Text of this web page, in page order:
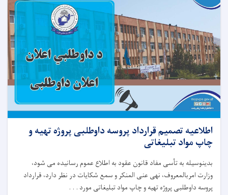
اطلاعیه تصمیم قرارداد پروسه داوطلبی پروژه تهیه و
چاپ مواد تبلیغاتی
بدینوسیله بهتأسی مفاد قانون عقود به اطلاع عمومرسانیده می شود،
وزارت امربالمعروف، نهی عنی المنکر و سمع شکایات درنظردارد، قرارداد
پروسه داوطلبی پروژه تهیه و چاپ مواد تبلیغاتی مورد . . .